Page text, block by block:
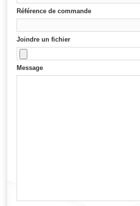
Référence de commande
Joindre un fichier
Message